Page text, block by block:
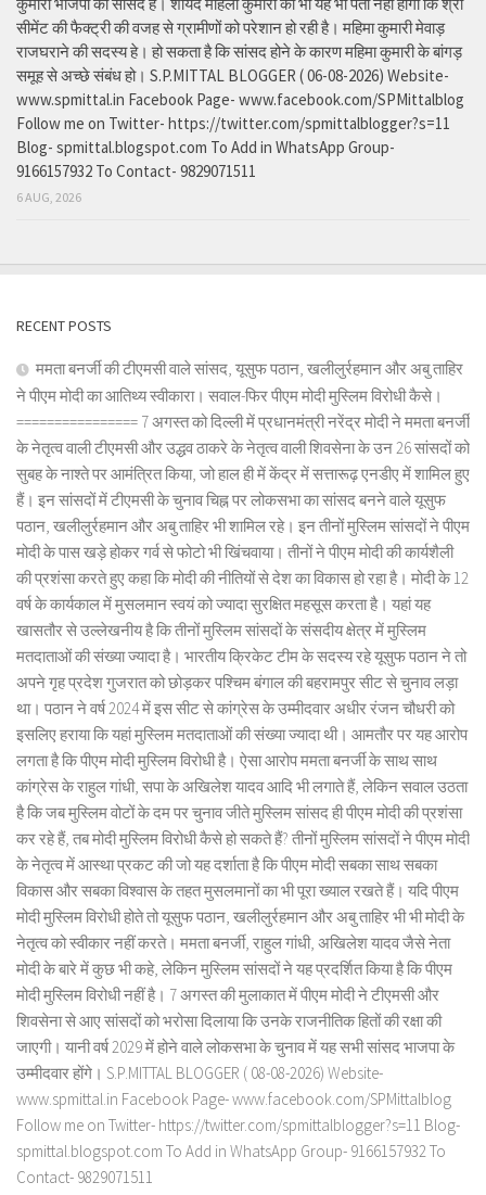
सीमेंट की फैक्ट्री की वजह से ग्रामीणों को परेशान हो रही है। महिमा कुमारी मेवाड़
राजघराने की सदस्य हे। हो सकता है कि सांसद होने के कारण महिमा कुमारी के बांगड़
समूह से अच्छे संबंध हो। S.P.MITTAL BLOGGER ( 06-08-2026) Website-
www.spmittal.in Facebook Page- www.facebook.com/SPMittalblog
Follow me on Twitter- https://twitter.com/spmittalblogger?s=11
Blog- spmittal.blogspot.com To Add in WhatsApp Group-
9166157932 To Contact- 9829071511
6 AUG, 2026
RECENT POSTS
ममता बनर्जी की टीएमसी वाले सांसद, यूसुफ पठान, खलीलुर्रहमान और अबु ताहिर
ने पीएम मोदी का आतिथ्य स्वीकारा। सवाल-फिर पीएम मोदी मुस्लिम विरोधी कैसे।
================ 7 अगस्त को दिल्ली में प्रधानमंत्री नरेंद्र मोदी ने ममता बनर्जी
के नेतृत्व वाली टीएमसी और उद्धव ठाकरे के नेतृत्व वाली शिवसेना के उन 26 सांसदों को
सुबह के नाश्ते पर आमंत्रित किया, जो हाल ही में केंद्र में सत्तारूढ़ एनडीए में शामिल हुए
हैं। इन सांसदों में टीएमसी के चुनाव चिह्न पर लोकसभा का सांसद बनने वाले यूसुफ
पठान, खलीलुर्रहमान और अबु ताहिर भी शामिल रहे। इन तीनों मुस्लिम सांसदों ने पीएम
मोदी के पास खड़े होकर गर्व से फोटो भी खिंचवाया। तीनों ने पीएम मोदी की कार्यशैली
की प्रशंसा करते हुए कहा कि मोदी की नीतियों से देश का विकास हो रहा है। मोदी के 12
वर्ष के कार्यकाल में मुसलमान स्वयं को ज्यादा सुरक्षित महसूस करता है। यहां यह
खासतौर से उल्लेखनीय है कि तीनों मुस्लिम सांसदों के संसदीय क्षेत्र में मुस्लिम
मतदाताओं की संख्या ज्यादा है। भारतीय क्रिकेट टीम के सदस्य रहे यूसुफ पठान ने तो
अपने गृह प्रदेश गुजरात को छोड़कर पश्चिम बंगाल की बहरामपुर सीट से चुनाव लड़ा
था। पठान ने वर्ष 2024 में इस सीट से कांग्रेस के उम्मीदवार अधीर रंजन चौधरी को
इसलिए हराया कि यहां मुस्लिम मतदाताओं की संख्या ज्यादा थी। आमतौर पर यह आरोप
लगता है कि पीएम मोदी मुस्लिम विरोधी है। ऐसा आरोप ममता बनर्जी के साथ साथ
कांग्रेस के राहुल गांधी, सपा के अखिलेश यादव आदि भी लगाते हैं, लेकिन सवाल उठता
है कि जब मुस्लिम वोटों के दम पर चुनाव जीते मुस्लिम सांसद ही पीएम मोदी की प्रशंसा
कर रहे हैं, तब मोदी मुस्लिम विरोधी कैसे हो सकते हैं? तीनों मुस्लिम सांसदों ने पीएम मोदी
के नेतृत्व में आस्था प्रकट की जो यह दर्शाता है कि पीएम मोदी सबका साथ सबका
विकास और सबका विश्वास के तहत मुसलमानों का भी पूरा ख्याल रखते हैं। यदि पीएम
मोदी मुस्लिम विरोधी होते तो यूसुफ पठान, खलीलुर्रहमान और अबु ताहिर भी भी मोदी के
नेतृत्व को स्वीकार नहीं करते। ममता बनर्जी, राहुल गांधी, अखिलेश यादव जैसे नेता
मोदी के बारे में कुछ भी कहे, लेकिन मुस्लिम सांसदों ने यह प्रदर्शित किया है कि पीएम
मोदी मुस्लिम विरोधी नहीं है। 7 अगस्त की मुलाकात में पीएम मोदी ने टीएमसी और
शिवसेना से आए सांसदों को भरोसा दिलाया कि उनके राजनीतिक हितों की रक्षा की
जाएगी। यानी वर्ष 2029 में होने वाले लोकसभा के चुनाव में यह सभी सांसद भाजपा के
उम्मीदवार होंगे। S.P.MITTAL BLOGGER ( 08-08-2026) Website-
www.spmittal.in Facebook Page- www.facebook.com/SPMittalblog
Follow me on Twitter- https://twitter.com/spmittalblogger?s=11 Blog-
spmittal.blogspot.com To Add in WhatsApp Group- 9166157932 To
Contact- 9829071511